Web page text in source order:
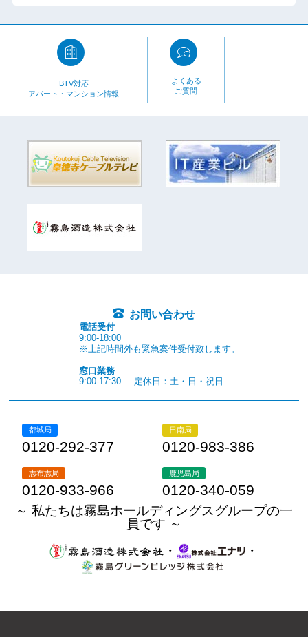
BTV対応
アパート・マンション情報
よくある
ご質問
お問い合わせ
電話受付
9:00-18:00
※上記時間外も緊急案件受付致します。
窓口業務
9:00-17:30
定休日：土・日・祝日
都城局
0120-292-377
日南局
0120-983-386
志布志局
0120-933-966
鹿児島局
0120-340-059
～ 私たちは霧島ホールディングスグループの一
員です ～
・
・